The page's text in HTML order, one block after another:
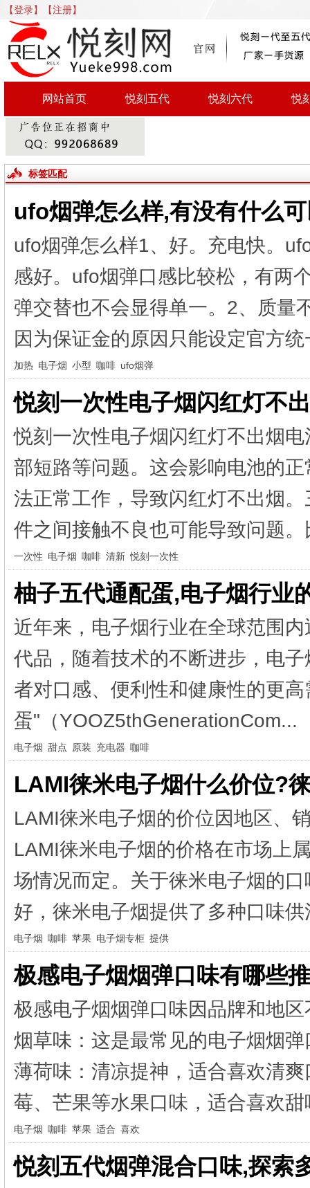
【登录】 【注册】
网站首页 悦刻五代 悦刻六代 悦
标签匹配
ufo烟弹怎么样,有没有什么
ufo烟弹怎么样1、好。充电快。
感好。ufo烟弹口感比较松，有两
弹交替也不会显得单一。2、质量
因为保证金的原因只能设定官方
加热 电子烟 小型 咖啡 ufo烟弹
悦刻一次性电子烟闪红灯不
悦刻一次性电子烟闪红灯不出烟
部短路等问题。这会影响电池的
法正常工作，导致闪红灯不出烟
件之间接触不良也可能导致问题
一次性 电子烟 咖啡 清新 悦刻一次性
柚子五代通配蛋,电子烟行业
近年来，电子烟行业在全球范围
代品，随着技术的不断进步，电
者对口感、便利性和健康性的更
蛋"（YOOZ5thGenerationCom...
电子烟 甜点 原装 充电器 咖啡
LAMI徕米电子烟什么价位?
LAMI徕米电子烟的价位因地区、
LAMI徕米电子烟的价格在市场上
场情况而定。关于徕米电子烟的
好，徕米电子烟提供了多种口味
电子烟 咖啡 苹果 电子烟专柜 提供
极感电子烟烟弹口味有哪些
极感电子烟烟弹口味因品牌和地
烟草味：这是最常见的电子烟烟
薄荷味：清凉提神，适合喜欢清
莓、芒果等水果口味，适合喜欢
电子烟 咖啡 苹果 适合 喜欢
悦刻五代烟弹混合口味,探索